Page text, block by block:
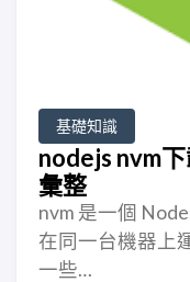
基礎知識
nodejs nvm
彙整
nvm 是一個
在同一台機器上
一些…